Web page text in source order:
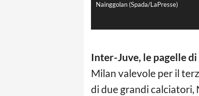
Nainggolan (Spada/LaPresse)
Inter-Juve, le pagelle
Milan valevole per il
di due grandi calciatori,